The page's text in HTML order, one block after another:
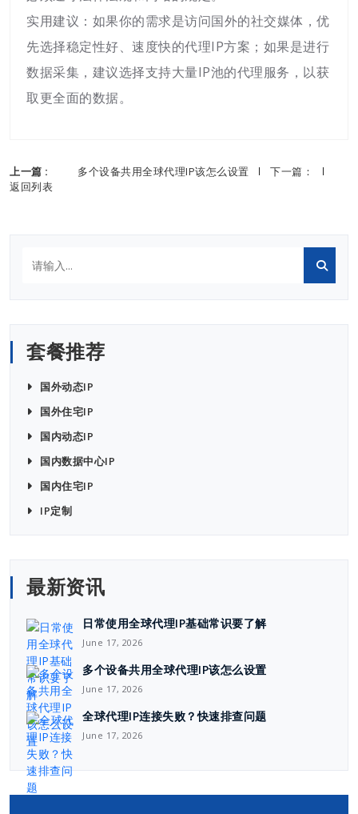
实用建议：如果你的需求是访问国外的社交媒体，优
先选择稳定性好、速度快的代理IP方案；如果是进行
数据采集，建议选择支持大量IP池的代理服务，以获
取更全面的数据。
上一篇 : 多个设备共用全球代理IP该怎么设置
下一篇：
返回列表
套餐推荐
国外动态IP
国外住宅IP
国内动态IP
国内数据中心IP
国内住宅IP
IP定制
最新资讯
日常使用全球代理IP基础常识要了解
June 17, 2026
多个设备共用全球代理IP该怎么设置
June 17, 2026
全球代理IP连接失败？快速排查问题
June 17, 2026